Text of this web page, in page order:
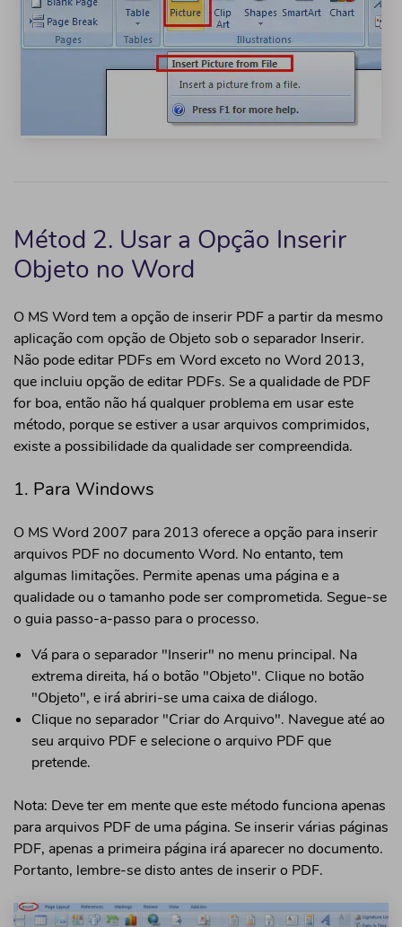
Métod 2. Usar a Opção Inserir
Objeto no Word
O MS Word tem a opção de inserir PDF a partir da mesmo
aplicação com opção de Objeto sob o separador Inserir.
Não pode editar PDFs em Word exceto no Word 2013,
que incluiu opção de editar PDFs. Se a qualidade de PDF
for boa, então não há qualquer problema em usar este
método, porque se estiver a usar arquivos comprimidos,
existe a possibilidade da qualidade ser compreendida.
1. Para Windows
O MS Word 2007 para 2013 oferece a opção para inserir
arquivos PDF no documento Word. No entanto, tem
algumas limitações. Permite apenas uma página e a
qualidade ou o tamanho pode ser comprometida. Segue-se
o guia passo-a-passo para o processo.
Vá para o separador "Inserir" no menu principal. Na
extrema direita, há o botão "Objeto". Clique no botão
"Objeto", e irá abriri-se uma caixa de diálogo.
Clique no separador "Criar do Arquivo". Navegue até ao
seu arquivo PDF e selecione o arquivo PDF que
pretende.
Nota: Deve ter em mente que este método funciona apenas
para arquivos PDF de uma página. Se inserir várias páginas
PDF, apenas a primeira página irá aparecer no documento.
Portanto, lembre-se disto antes de inserir o PDF.